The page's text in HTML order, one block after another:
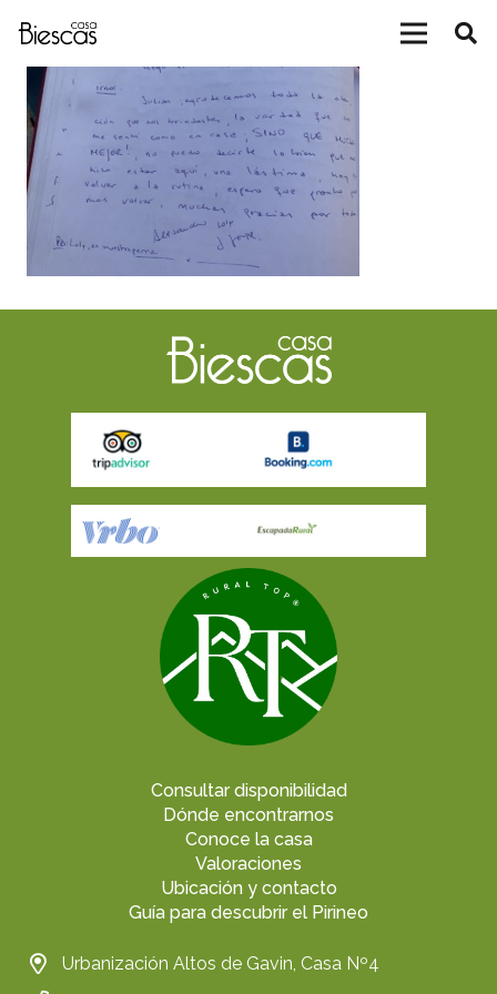
Consultar disponibilidad
Dónde encontrarnos
Conoce la casa
Valoraciones
Ubicación y contacto
Guía para descubrir el Pirineo
Urbanización Altos de Gavin, Casa Nº4